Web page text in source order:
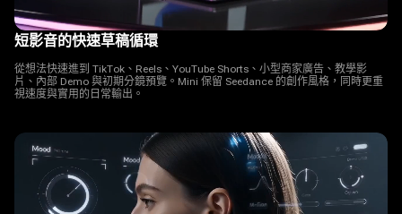
短影音的快速草稿循環
從想法快速進到 TikTok、Reels、YouTube Shorts、小型商家廣告、教學影
片、內部 Demo 與初期分鏡預覽。Mini 保留 Seedance 的創作風格，同時更重
視速度與實用的日常輸出。